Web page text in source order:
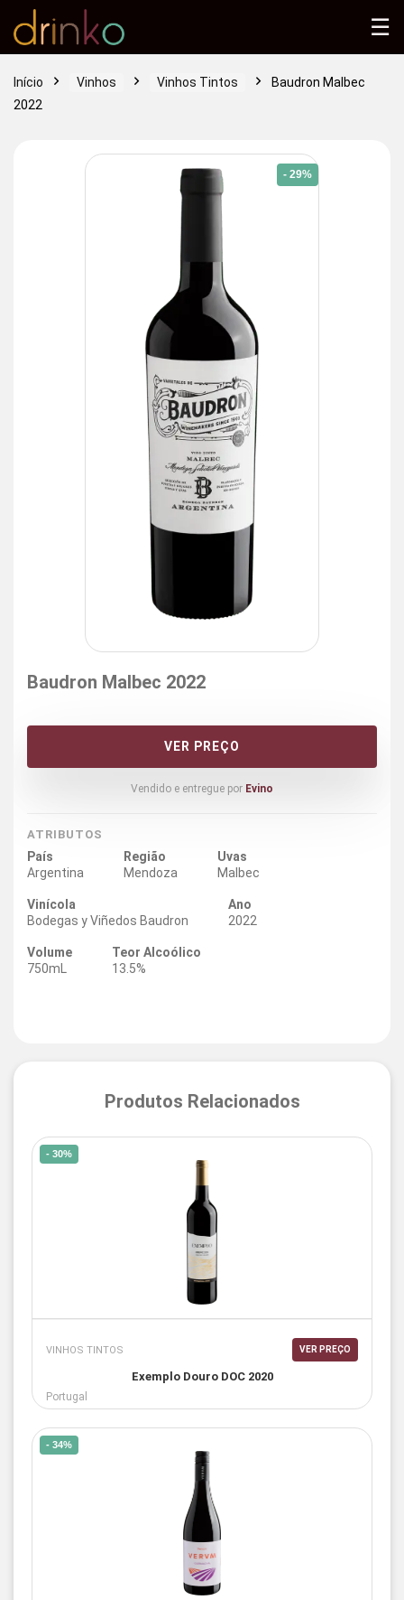
Início Vinhos Vinhos Tintos
Baudron Malbec
2022
- 29%
Baudron Malbec 2022
VER PREÇO
Vendido e entregue por Evino
ATRIBUTOS
País
Argentina
Região
Mendoza
Uvas
Malbec
Vinícola
Bodegas y Viñedos Baudron
Ano
2022
Volume
750mL
Teor Alcoólico
13.5%
Produtos Relacionados
- 30%
VINHOS TINTOS VER PREÇO
Exemplo Douro DOC 2020
Portugal
- 34%
☰